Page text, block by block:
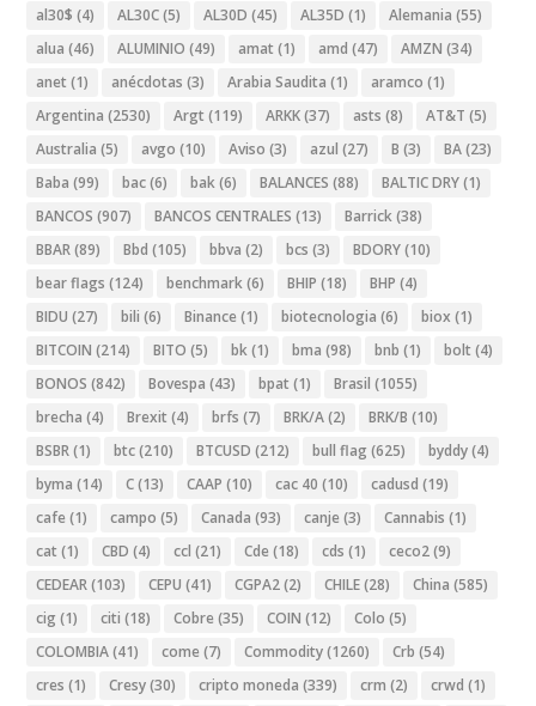
al30$ (4) AL30C(5) AL30D (45) AL35D (1) Alemania (55)
alua (46) ALUMINIO (49) amat (1) amd (47) AMZN (34)
anet (1) anécdotas (3) Arabia Saudita (1) aramco (1)
Argentina (2530) Argt (119) ARKK(37) asts (8) AT&T (5)
Australia (5) avgo (10) Aviso (3) azul (27) B (3) BA(23)
Baba (99) bac(6) bak(6) BALANCES (88) BALTIC DRY(1)
BANCOS (907) BANCOS CENTRALES (13) Barrick(38)
BBAR(89) Bbd (105) bbva (2) bcs (3) BDORY(10)
bear flags (124) benchmark(6) BHIP (18) BHP (4)
BIDU (27) bili (6) Binance (1) biotecnologia (6) biox (1)
BITCOIN (214) BITO (5) bk(1) bma (98) bnb (1) bolt (4)
BONOS (842) Bovespa (43) bpat (1) Brasil (1055)
brecha (4) Brexit (4) brfs (7) BRK/A(2) BRK/B (10)
BSBR(1) btc(210) BTCUSD (212) bull flag (625) byddy(4)
byma (14) C(13) CAAP (10) cac 40 (10) cadusd (19)
cafe (1) campo (5) Canada (93) canje (3) Cannabis (1)
cat (1) CBD (4) ccl (21) Cde (18) cds (1) ceco2(9)
CEDEAR(103) CEPU (41) CGPA2(2) CHILE(28) China (585)
cig (1) citi (18) Cobre (35) COIN (12) Colo (5)
COLOMBIA(41) come (7) Commodity(1260) Crb (54)
cres (1) Cresy(30) cripto moneda (339) crm (2) crwd (1)